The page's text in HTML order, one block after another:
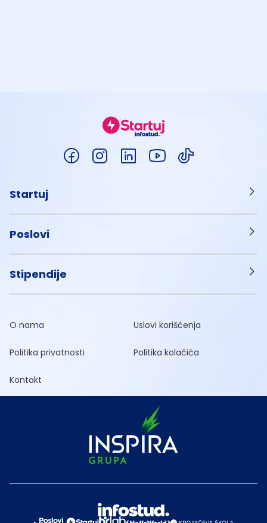
Startuj
Poslovi
Stipendije
O nama Uslovi korišćenja
Politika privatnosti Politika kolačića
Kontakt